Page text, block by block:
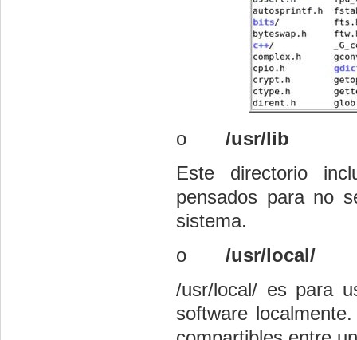
o
/usr/lib
Este directorio
pensados para no
sistema.
o
/usr/local/
/usr/local/ es para
software